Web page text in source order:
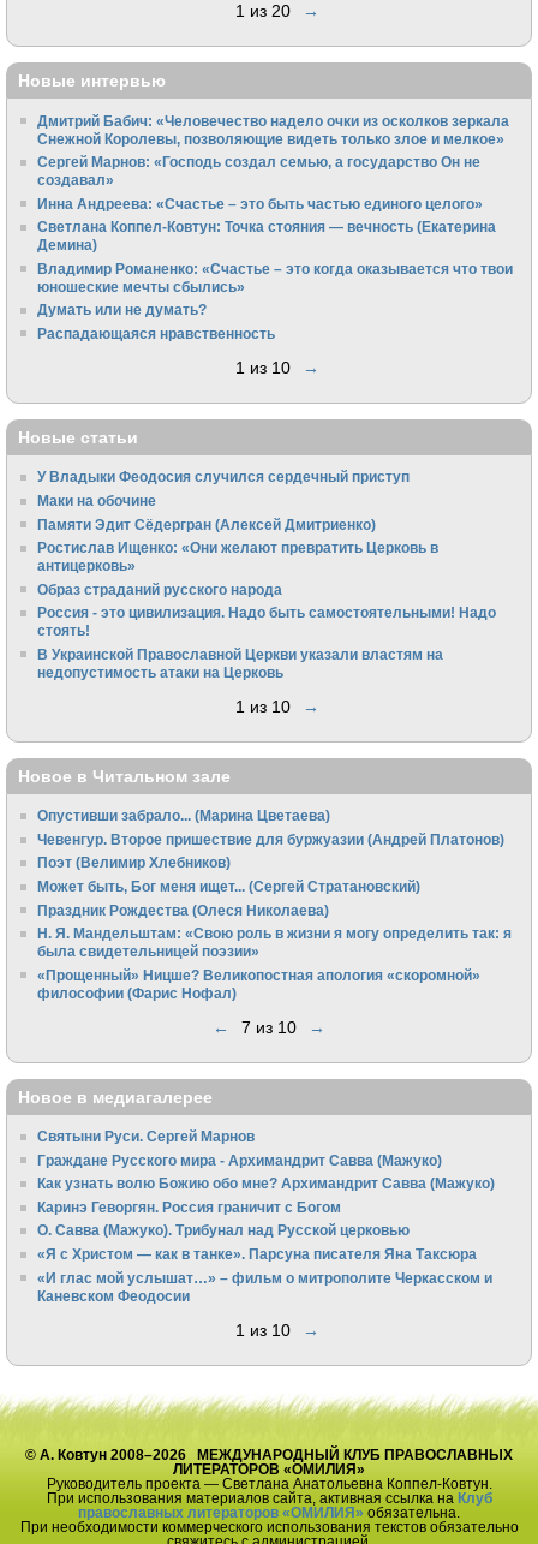
1 из 20 →
Новые интервью
Дмитрий Бабич: «Человечество надело очки из осколков зеркала
Снежной Королевы, позволяющие видеть только злое и мелкое»
Сергей Марнов: «Господь создал семью, а государство Он не
создавал»
Инна Андреева: «Счастье – это быть частью единого целого»
Светлана Коппел-Ковтун: Точка стояния — вечность (Екатерина
Демина)
Владимир Романенко: «Счастье – это когда оказывается что твои
юношеские мечты сбылись»
Думать или не думать?
Распадающаяся нравственность
1 из 10 →
Новые статьи
У Владыки Феодосия случился сердечный приступ
Маки на обочине
Памяти Эдит Сёдергран (Алексей Дмитриенко)
Ростислав Ищенко: «Они желают превратить Церковь в
антицерковь»
Образ страданий русского народа
Россия - это цивилизация. Надо быть самостоятельными! Надо
стоять!
В Украинской Православной Церкви указали властям на
недопустимость атаки на Церковь
1 из 10 →
Новое в Читальном зале
Опустивши забрало... (Марина Цветаева)
Чевенгур. Второе пришествие для буржуазии (Андрей Платонов)
Поэт (Велимир Хлебников)
Может быть, Бог меня ищет... (Сергей Стратановский)
Праздник Рождества (Олеся Николаева)
Н. Я. Мандельштам: «Свою pоль в жизни я могу опpеделить так: я
была свидетельницей поэзии»
«Прощенный» Ницше? Великопостная апология «скоромной»
философии (Фарис Нофал)
← 7 из 10 →
Новое в медиагалерее
Святыни Руси. Сергей Марнов
Граждане Русского мира - Архимандрит Савва (Мажуко)
Как узнать волю Божию обо мне? Архимандрит Савва (Мажуко)
Каринэ Геворгян. Россия граничит с Богом
О. Савва (Мажуко). Трибунал над Русской церковью
«Я с Христом — как в танке». Парсуна писателя Яна Таксюра
«И глас мой услышат…» – фильм о митрополите Черкасском и
Каневском Феодосии
1 из 10 →
© А. Ковтун 2008–2026 МЕЖДУНАРОДНЫЙ КЛУБ ПРАВОСЛАВНЫХ
ЛИТЕРАТОРОВ «ОМИЛИЯ»
Руководитель проекта — Светлана Анатольевна Коппел-Ковтун.
При использования материалов сайта, активная ссылка на Клуб
православных литераторов «ОМИЛИЯ» обязательна.
При необходимости коммерческого использования текстов обязательно
свяжитесь с администрацией.